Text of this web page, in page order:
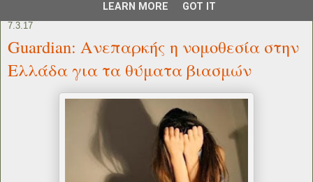
7.3.17
Guardian: Ανεπαρκής η νομοθεσία στην
Ελλάδα για τα θύματα βιασμών
LEARN MORE GOT IT